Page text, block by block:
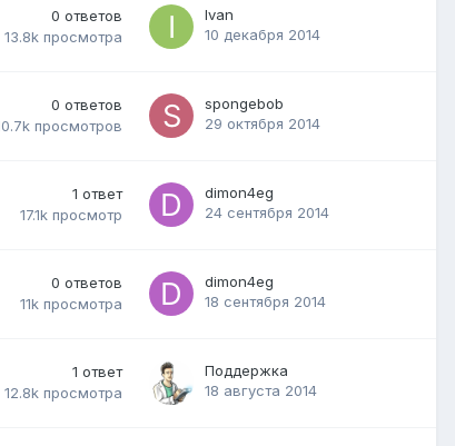
0 ответов
13.8k просмотра
Ivan
10 декабря 2014
0 ответов
просмотров
spongebob
29 октября 2014
1 ответ
17.1k просмотр
dimon4eg
24 сентября 2014
0 ответов
11k просмотра
dimon4eg
18 сентября 2014
1 ответ
12.8k просмотра
Поддержка
18 августа 2014